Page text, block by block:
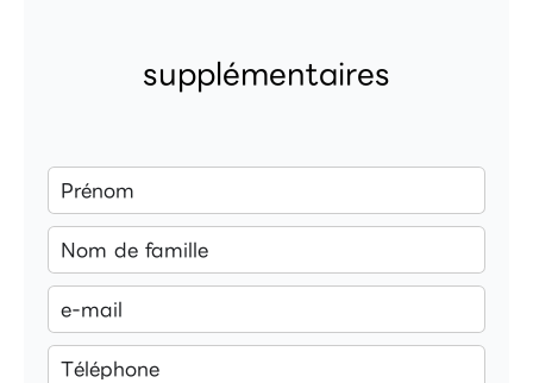
supplémentaires